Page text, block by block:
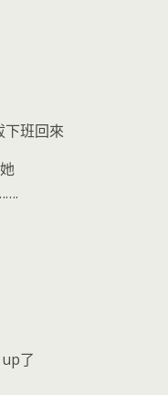
下班回來
了